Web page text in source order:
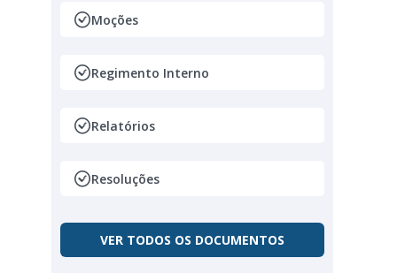
Moções
Regimento Interno
Relatórios
Resoluções
VER TODOS OS DOCUMENTOS